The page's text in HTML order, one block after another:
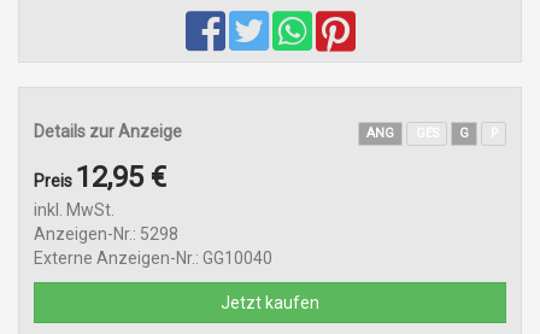
Details zur Anzeige ANG G
Preis 12,95 €
inkl. MwSt.
Anzeigen-Nr.: 5298
Externe Anzeigen-Nr.: GG10040
Jetzt kaufen